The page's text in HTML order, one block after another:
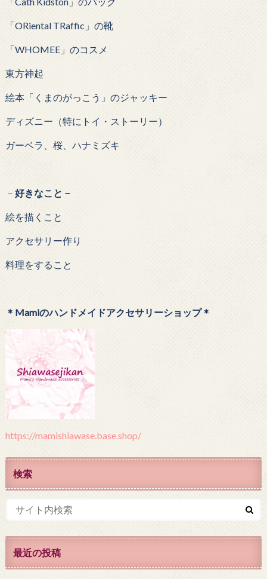
「ORiental TRaffic」の靴
「WHOMEE」のコスメ
東方神起
絵本「くまのがっこう」のジャッキー
ディズニー（特にトイ・ストーリー）
ガーベラ、桜、ハナミズキ
－ 好きなこと－
絵を描くこと
アクセサリー作り
料理をすること
＊Mamiのハンドメイドアクセサリーショップ＊
https://mamishiawase.base.shop/
検索
最近の投稿